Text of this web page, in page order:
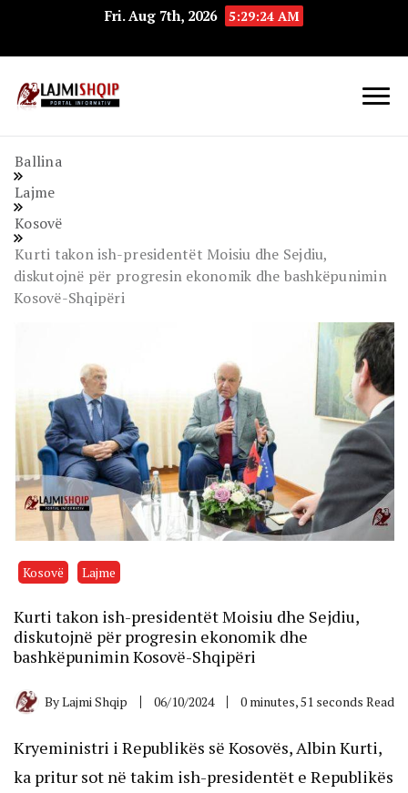
Fri. Aug 7th, 2026 5:29:25 AM
Ballina
Lajme
Kosovë
Kurti takon ish-presidentët Moisiu dhe Sejdiu,
diskutojnë për progresin ekonomik dhe bashkëpunimin
Kosovë-Shqipëri
Kosovë Lajme
Kurti takon ish-presidentët Moisiu dhe Sejdiu,
diskutojnë për progresin ekonomik dhe
bashkëpunimin Kosovë-Shqipëri
ByLajmi Shqip 06/10/2024 0 minutes, 51 seconds Read
Kryeministri i Republikës së Kosovës, Albin Kurti,
ka pritur sot në takim ish-presidentët e Republikës